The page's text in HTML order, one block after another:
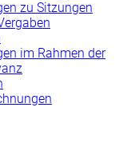
zu Sitzungen
im Rahmen der